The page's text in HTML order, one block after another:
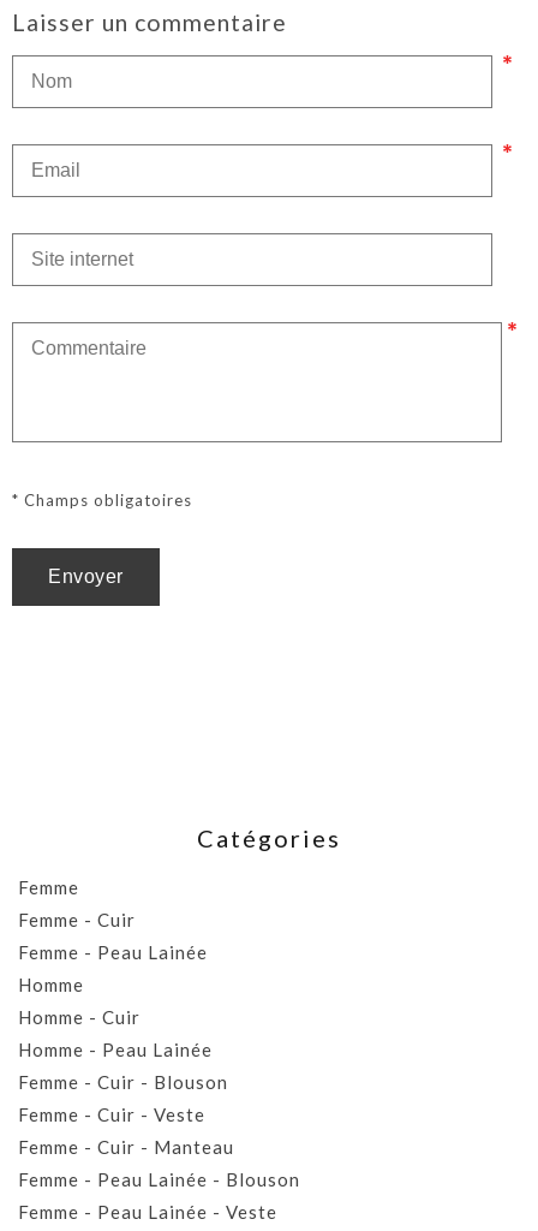
Laisser un commentaire
* Champs obligatoires
Catégories
Femme
Femme - Cuir
Femme - Peau Lainée
Homme
Homme - Cuir
Homme - Peau Lainée
Femme - Cuir - Blouson
Femme - Cuir - Veste
Femme - Cuir - Manteau
Femme - Peau Lainée - Blouson
Femme - Peau Lainée - Veste